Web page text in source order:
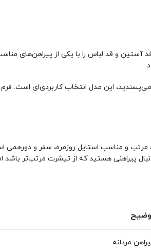
می‌پسندید، این مدل انتخاب کاربردی‌ای
پیراهنی هستید که از تیشرت مرتب‌تر باشد
مردانه